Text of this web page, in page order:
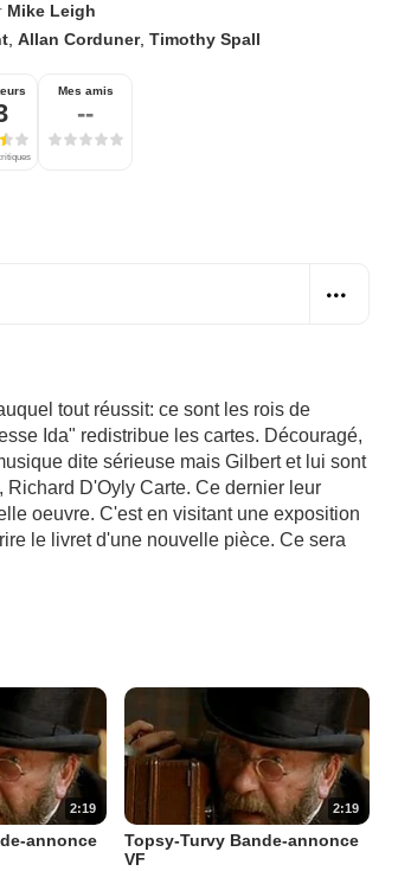
Mike Leigh
Allan Corduner, Timothy Spall
Mes amis
--
tout réussit: ce sont les rois de
Ida" redistribue les cartes. Découragé,
dite sérieuse mais Gilbert et lui sont
D'Oyly Carte. Ce dernier leur
oeuvre. C'est en visitant une exposition
le livret d'une nouvelle pièce. Ce sera
2:19
annonce
2:19
Topsy-Turvy Bande-annonce
VF